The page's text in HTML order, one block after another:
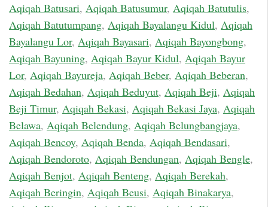
Aqiqah Batusari, Aqiqah Batusumur, Aqiqah Batutulis,
Aqiqah Batutumpang, Aqiqah Bayalangu Kidul, Aqiqah
Bayalangu Lor, Aqiqah Bayasari, Aqiqah Bayongbong,
Aqiqah Bayuning, Aqiqah Bayur Kidul, Aqiqah Bayur
Lor, Aqiqah Bayureja, Aqiqah Beber, Aqiqah Beberan,
Aqiqah Bedahan, Aqiqah Beduyut, Aqiqah Beji, Aqiqah
Beji Timur, Aqiqah Bekasi, Aqiqah Bekasi Jaya, Aqiqah
Belawa, Aqiqah Belendung, Aqiqah Belungbangjaya,
Aqiqah Bencoy, Aqiqah Benda, Aqiqah Bendasari,
Aqiqah Bendoroto, Aqiqah Bendungan, Aqiqah Bengle,
Aqiqah Benjot, Aqiqah Benteng, Aqiqah Berekah,
Aqiqah Beringin, Aqiqah Beusi, Aqiqah Binakarya,